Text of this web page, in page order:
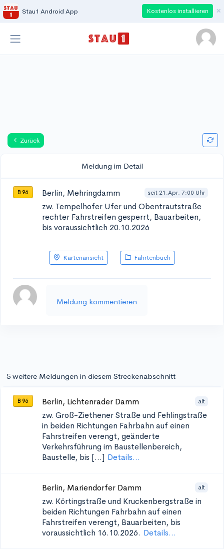
Stau1 Android App Kostenlos installieren ×
Zurück
Meldung im Detail
B 96 Berlin, Mehringdamm seit 21.Apr. 7:00 Uhr
zw. Tempelhofer Ufer und Obentrautstraße
rechter Fahrstreifen gesperrt, Bauarbeiten,
bis voraussichtlich 20.10.2026
Kartenansicht Fahrtenbuch
Meldung kommentieren
5 weitere Meldungen in diesem Streckenabschnitt
B 96 Berlin, Lichtenrader Damm alt
zw. Groß-Ziethener Straße und Fehlingstraße
in beiden Richtungen Fahrbahn auf einen
Fahrstreifen verengt, geänderte
Verkehrsführung im Baustellenbereich,
Baustelle, bis [...] Details...
Berlin, Mariendorfer Damm alt
zw. Körtingstraße und Kruckenbergstraße in
beiden Richtungen Fahrbahn auf einen
Fahrstreifen verengt, Bauarbeiten, bis
voraussichtlich 16.10.2026. Details...